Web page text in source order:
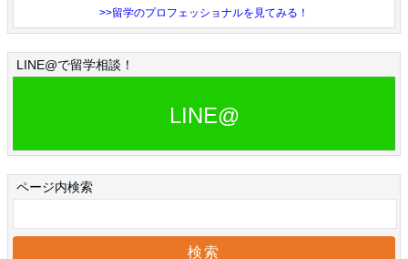
>>留学のプロフェッショナルを見てみる！
LINE@で留学相談！
LINE@
ページ内検索